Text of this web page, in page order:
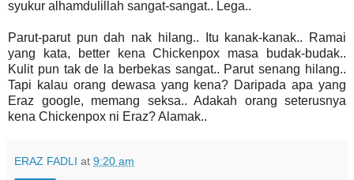
syukur alhamdulillah sangat-sangat.. Lega..
Parut-parut pun dah nak hilang.. Itu kanak-kanak.. Ramai
yang kata, better kena Chickenpox masa budak-budak..
Kulit pun tak de la berbekas sangat.. Parut senang hilang..
Tapi kalau orang dewasa yang kena? Daripada apa yang
Eraz google, memang seksa.. Adakah orang seterusnya
kena Chickenpox ni Eraz? Alamak..
ERAZ FADLI at 9:20 am